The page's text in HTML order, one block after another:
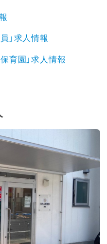
」求人情報
育園」求人情報